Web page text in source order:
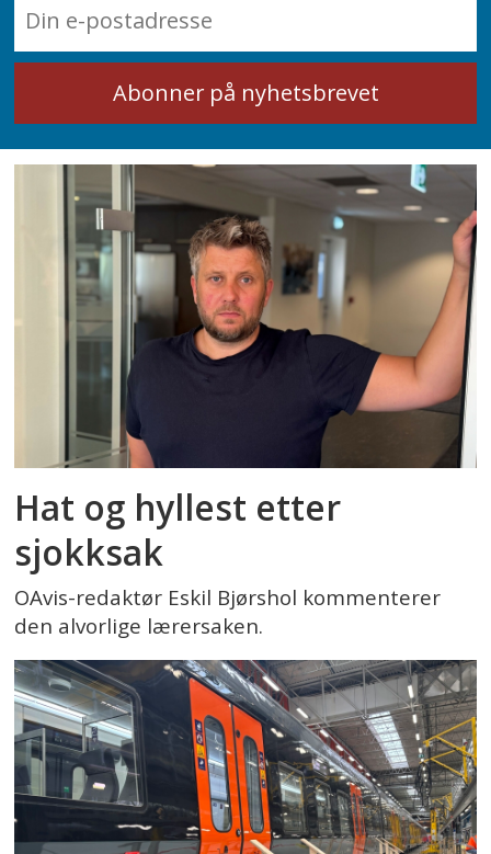
Hat og hyllest etter
sjokksak
OAvis-redaktør Eskil Bjørshol kommenterer
den alvorlige lærersaken.